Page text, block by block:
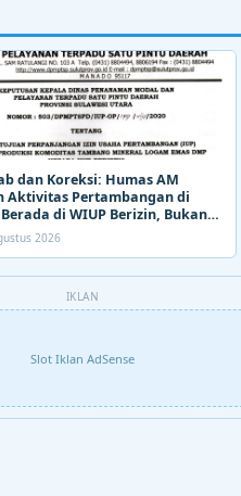
dan Koreksi: Humas AM
Aktivitas Pertambangan di
di WIUP Berizin, Bukan
2026
IKLAN
Slot Iklan AdSense